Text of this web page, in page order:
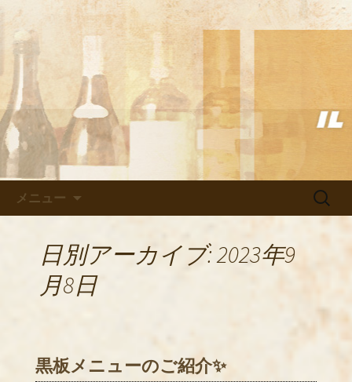
武蔵小杉の美味しいイタリアン
「イルヴェント」のブログ
武蔵小杉の美味しいイタリアン「イル
ヴェント」のブログ
メニュー
検
日別アーカイブ: 2023年9
月8日
黒板メニューのご紹介✨